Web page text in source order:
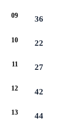
09 36
10 22
11 27
12 42
13 44